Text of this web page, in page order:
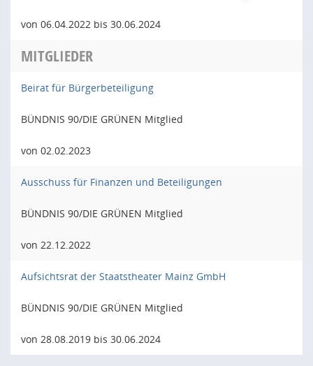
von 06.04.2022 bis 30.06.2024
MITGLIEDER
Beirat für Bürgerbeteiligung
BÜNDNIS 90/DIE GRÜNEN Mitglied
von 02.02.2023
Ausschuss für Finanzen und Beteiligungen
BÜNDNIS 90/DIE GRÜNEN Mitglied
von 22.12.2022
Aufsichtsrat der Staatstheater Mainz GmbH
BÜNDNIS 90/DIE GRÜNEN Mitglied
von 28.08.2019 bis 30.06.2024